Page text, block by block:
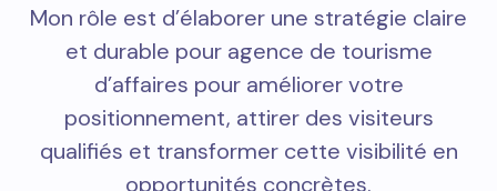
Mon rôle est d’élaborer une stratégie claire
et durable pour agence de tourisme
d’affaires pour améliorer votre
positionnement, attirer des visiteurs
qualifiés et transformer cette visibilité en
opportunités concrètes.